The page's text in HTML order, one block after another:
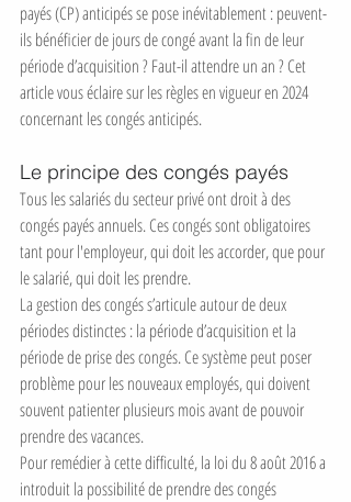
payés (CP) anticipés se pose inévitablement : peuvent-
ils bénéficier de jours de congé avant la fin de leur
période d’acquisition ? Faut-il attendre un an ? Cet
article vous éclaire sur les règles en vigueur en 2024
concernant les congés anticipés.
Le principe des congés payés
Tous les salariés du secteur privé ont droit à des
congés payés annuels. Ces congés sont obligatoires
tant pour l'employeur, qui doit les accorder, que pour
le salarié, qui doit les prendre.
La gestion des congés s’articule autour de deux
périodes distinctes : la période d’acquisition et la
période de prise des congés. Ce système peut poser
problème pour les nouveaux employés, qui doivent
souvent patienter plusieurs mois avant de pouvoir
prendre des vacances.
Pour remédier à cette difficulté, la loi du 8 août 2016 a
introduit la possibilité de prendre des congés